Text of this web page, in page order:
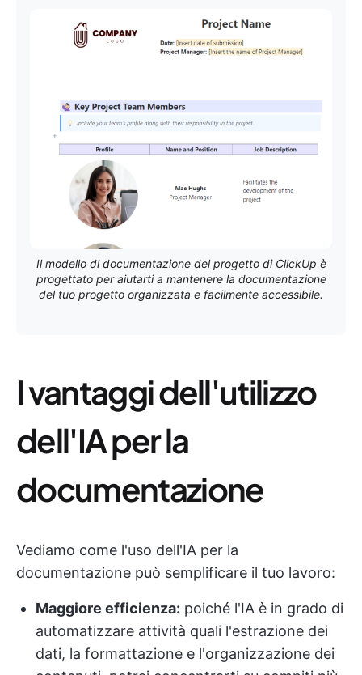
Il modello di documentazione del progetto di ClickUp è
progettato per aiutarti a mantenere la documentazione
del tuo progetto organizzata e facilmente accessibile.
I vantaggi dell'utilizzo
dell'IA per la
documentazione
Vediamo come l'uso dell'IA per la
documentazione può semplificare il tuo lavoro:
Maggiore efficienza: poiché l'IA è in grado di
automatizzare attività quali l'estrazione dei
dati, la formattazione e l'organizzazione dei